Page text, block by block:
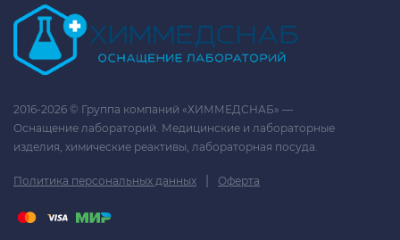
2016-2026 © Группа компаний «ХИММЕДСНАБ» —
Оснащение лабораторий. Медицинские и лабораторные
изделия, химические реактивы, лабораторная посуда.
Политика персональных данных | Оферта